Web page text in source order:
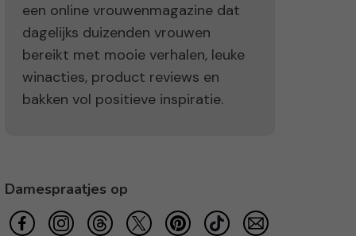
een online vrouwenmagazine dat
dagelijks duizenden vrouwen
bereikt met mooie verhalen, leuke
winacties, product reviews en
bakken vol positieve inspiratie.
Damespraatjes op